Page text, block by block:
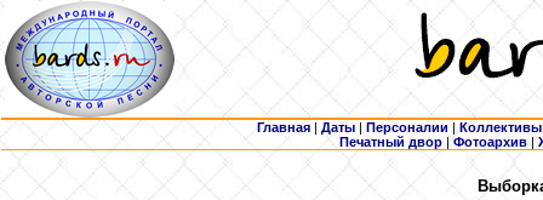
Главная | Даты | Персоналии | Коллективы
Печатный двор |Фотоархив |